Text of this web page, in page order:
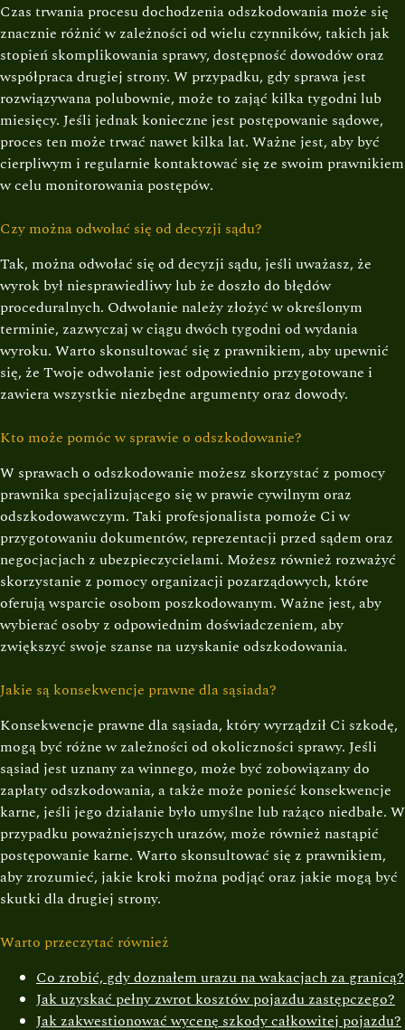
Czas trwania procesu dochodzenia odszkodowania może się
znacznie różnić w zależności od wielu czynników, takich jak
stopień skomplikowania sprawy, dostępność dowodów oraz
współpraca drugiej strony. W przypadku, gdy sprawa jest
rozwiązywana polubownie, może to zająć kilka tygodni lub
miesięcy. Jeśli jednak konieczne jest postępowanie sądowe,
proces ten może trwać nawet kilka lat. Ważne jest, aby być
cierpliwym i regularnie kontaktować się ze swoim prawnikiem
w celu monitorowania postępów.
Czy można odwołać się od decyzji sądu?
Tak, można odwołać się od decyzji sądu, jeśli uważasz, że
wyrok był niesprawiedliwy lub że doszło do błędów
proceduralnych. Odwołanie należy złożyć w określonym
terminie, zazwyczaj w ciągu dwóch tygodni od wydania
wyroku. Warto skonsultować się z prawnikiem, aby upewnić
się, że Twoje odwołanie jest odpowiednio przygotowane i
zawiera wszystkie niezbędne argumenty oraz dowody.
Kto może pomóc w sprawie o odszkodowanie?
W sprawach o odszkodowanie możesz skorzystać z pomocy
prawnika specjalizującego się w prawie cywilnym oraz
odszkodowawczym. Taki profesjonalista pomoże Ci w
przygotowaniu dokumentów, reprezentacji przed sądem oraz
negocjacjach z ubezpieczycielami. Możesz również rozważyć
skorzystanie z pomocy organizacji pozarządowych, które
oferują wsparcie osobom poszkodowanym. Ważne jest, aby
wybierać osoby z odpowiednim doświadczeniem, aby
zwiększyć swoje szanse na uzyskanie odszkodowania.
Jakie są konsekwencje prawne dla sąsiada?
Konsekwencje prawne dla sąsiada, który wyrządził Ci szkodę,
mogą być różne w zależności od okoliczności sprawy. Jeśli
sąsiad jest uznany za winnego, może być zobowiązany do
zapłaty odszkodowania, a także może ponieść konsekwencje
karne, jeśli jego działanie było umyślne lub rażąco niedbałe. W
przypadku poważniejszych urazów, może również nastąpić
postępowanie karne. Warto skonsultować się z prawnikiem,
aby zrozumieć, jakie kroki można podjąć oraz jakie mogą być
skutki dla drugiej strony.
Warto przeczytać również
Co zrobić, gdy doznałem urazu na wakacjach za granicą?
Jak uzyskać pełny zwrot kosztów pojazdu zastępczego?
Jak zakwestionować wycenę szkody całkowitej pojazdu?